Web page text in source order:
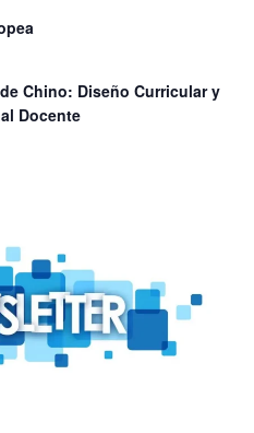
Chino: Diseño Curricular y
Docente